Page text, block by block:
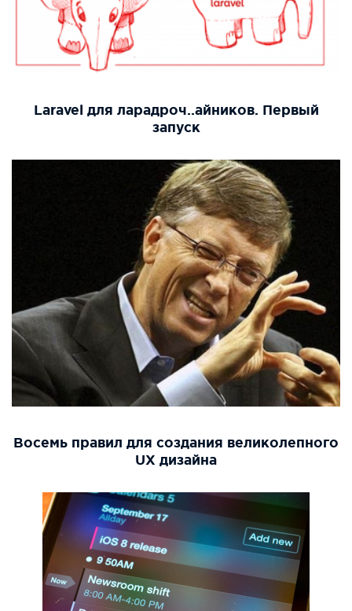
Laravel для ларадроч..айников. Первый
запуск
Восемь правил для создания великолепного
UX дизайна